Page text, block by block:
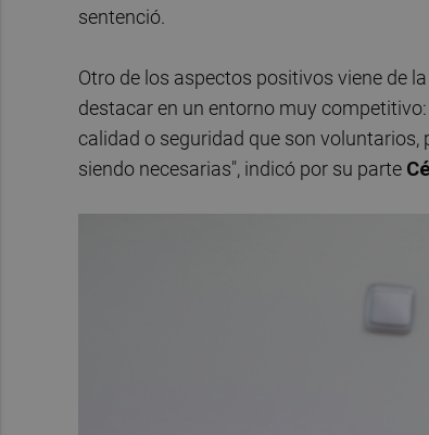
sentenció.
Otro de los aspectos positivos viene de
destacar en un entorno muy
calidad o seguridad que son
siendo necesarias", indicó por su parte